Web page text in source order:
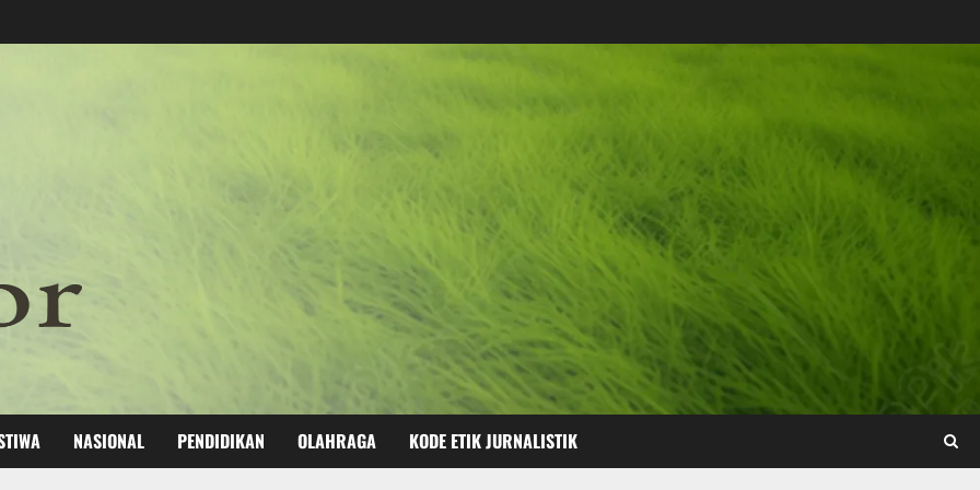
NASIONAL PENDIDIKAN OLAHRAGA KODE ETIK JURNALISTIK